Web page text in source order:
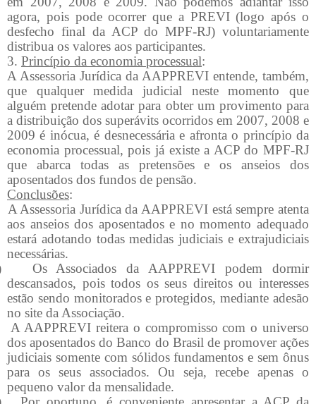
agora, pois pode ocorrer que a PREVI (logo após o
desfecho final da ACP do MPF-RJ) voluntariamente
distribua os valores aos participantes.
3. Princípio da economia processual:
A Assessoria Jurídica da AAPPREVI entende, também,
que qualquer medida judicial neste momento que
alguém pretende adotar para obter um provimento para
a distribuição dos superávits ocorridos em 2007, 2008 e
2009 é inócua, é desnecessária e afronta o princípio da
economia processual, pois já existe a ACP do MPF-RJ
que abarca todas as pretensões e os anseios dos
aposentados dos fundos de pensão.
Conclusões:
A Assessoria Jurídica da AAPPREVI está sempre atenta
aos anseios dos aposentados e no momento adequado
estará adotando todas medidas judiciais e extrajudiciais
necessárias.
Os Associados da AAPPREVI podem dormir
descansados, pois todos os seus direitos ou interesses
estão sendo monitorados e protegidos, mediante adesão
no site da Associação.
A AAPPREVI reitera o compromisso com o universo
dos aposentados do Banco do Brasil de promover ações
judiciais somente com sólidos fundamentos e sem ônus
para os seus associados. Ou seja, recebe apenas o
pequeno valor da mensalidade.